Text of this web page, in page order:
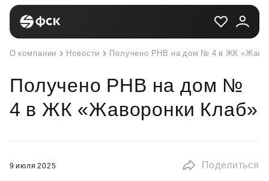
О компании Новости Получено РНВ на дом № 4 в ЖК
Получено РНВ на дом №
4 в ЖК «Жаворонки Клаб»
9 июля 2025 Поделиться